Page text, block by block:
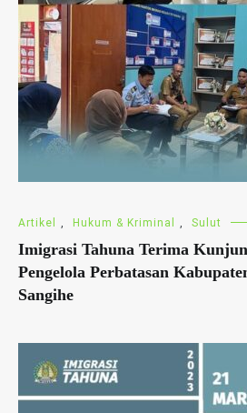
Artikel , Hukum & Kriminal , Sulut
Imigrasi Tahuna Terima
Pengelola Perbatasan
Sangihe